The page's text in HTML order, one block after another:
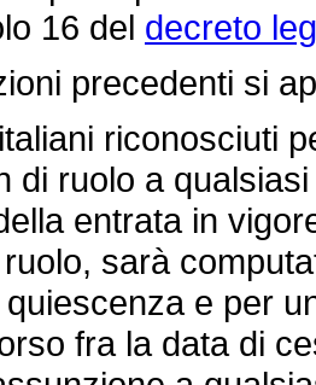
16 del decreto
precedenti si
riconosciuti
di ruolo a
entrata in
sarà
e per
fra la data di